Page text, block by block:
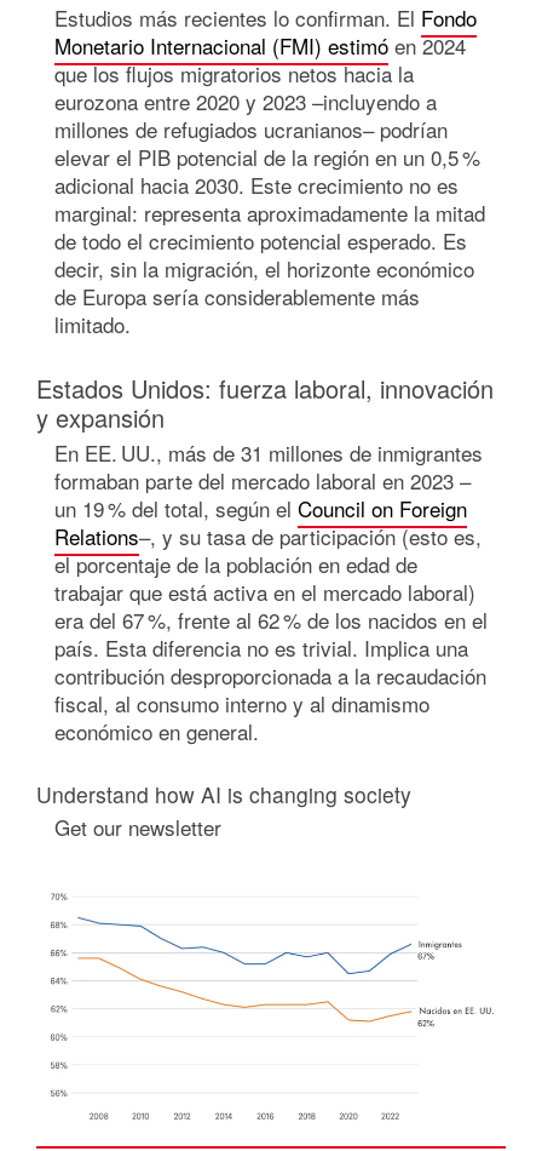
Estudios más recientes lo confirman. El Fondo
Monetario Internacional (FMI) estimó en 2024
que los flujos migratorios netos hacia la
eurozona entre 2020 y 2023 –incluyendo a
millones de refugiados ucranianos– podrían
elevar el PIB potencial de la región en un 0,5 %
adicional hacia 2030. Este crecimiento no es
marginal: representa aproximadamente la mitad
de todo el crecimiento potencial esperado. Es
decir, sin la migración, el horizonte económico
de Europa sería considerablemente más
limitado.
Estados Unidos: fuerza laboral, innovación
y expansión
En EE. UU., más de 31 millones de inmigrantes
formaban parte del mercado laboral en 2023 –
un 19 % del total, según el Council on Foreign
Relations–, y su tasa de participación (esto es,
el porcentaje de la población en edad de
trabajar que está activa en el mercado laboral)
era del 67 %, frente al 62 % de los nacidos en el
país. Esta diferencia no es trivial. Implica una
contribución desproporcionada a la recaudación
fiscal, al consumo interno y al dinamismo
económico en general.
Understand how AI is changing society
Get our newsletter